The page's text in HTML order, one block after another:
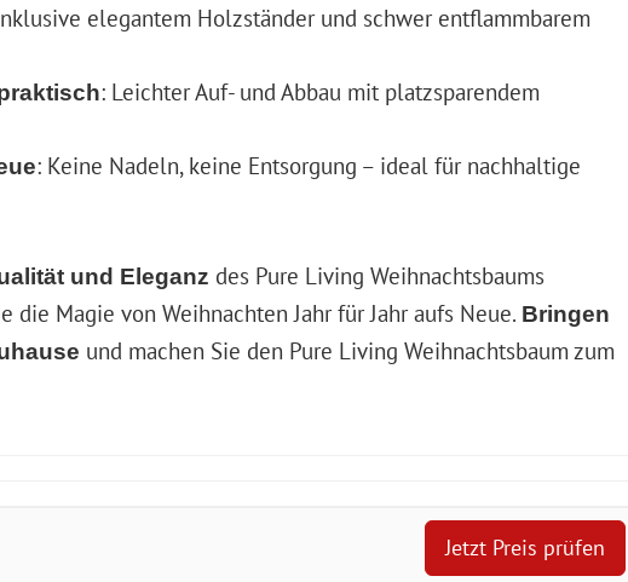
elegantem Holzständer und schwer entflammbarem
: Leichter Auf- und Abbau mit platzsparendem
: Keine Nadeln, keine Entsorgung – ideal für nachhaltige
und Eleganz des Pure Living Weihnachtsbaums
die Magie von Weihnachten Jahr für Jahr aufs Neue. Bringen
und machen Sie den Pure Living Weihnachtsbaum zum
Jetzt Preis prüfen